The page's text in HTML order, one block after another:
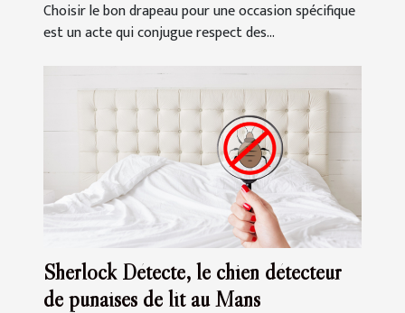
Choisir le bon drapeau pour une occasion spécifique
est un acte qui conjugue respect des...
Sherlock Détecte, le chien détecteur
de punaises de lit au Mans